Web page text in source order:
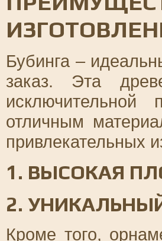
Бубинга –
заказ. Эта
отличным
привлекательных
1. ВЫСОКАЯ
2.
Кроме того,